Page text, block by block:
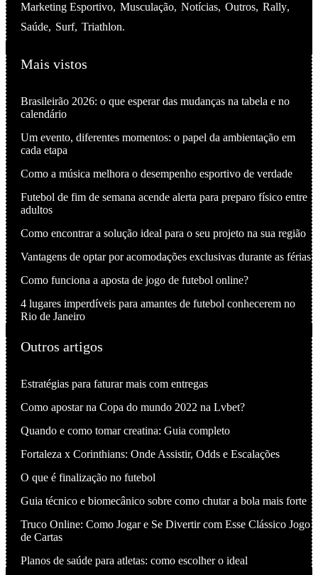
Marketing Esportivo Musculação Notícias Outros Rally
Saúde
Surf Triathlon
Mais vistos
Brasileirão 2026: o que esperar das mudanças na tabela e no
calendário
Um evento, diferentes momentos: o papel da ambientação em
cada etapa
Como a música melhora o desempenho esportivo de verdade
Futebol de fim de semana acende alerta para preparo físico entre
adultos
Como encontrar a solução ideal para o seu projeto na sua região
Vantagens de optar por acomodações exclusivas durante as férias
Como funciona a aposta de jogo de futebol online?
4 lugares imperdíveis para amantes de futebol conhecerem no
Rio de Janeiro
Outros artigos
Estratégias para faturar mais com entregas
Como apostar na Copa do mundo 2022 na Lvbet?
Quando e como tomar creatina: Guia completo
Fortaleza x Corinthians: Onde Assistir, Odds e Escalações
O que é finalização no futebol
Guia técnico e biomecânico sobre como chutar a bola mais forte
Truco Online: Como Jogar e Se Divertir com Esse Clássico Jogo
de Cartas
Planos de saúde para atletas: como escolher o ideal